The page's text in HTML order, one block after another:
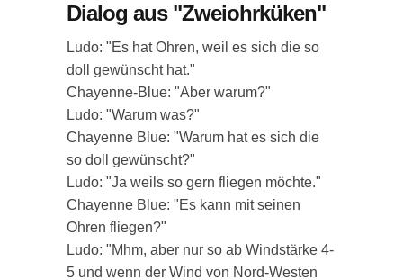
Dialog aus "Zweiohrküken"
Ludo: "Es hat Ohren, weil es sich die so
doll gewünscht hat."
Chayenne-Blue: "Aber warum?"
Ludo: "Warum was?"
Chayenne Blue: "Warum hat es sich die
so doll gewünscht?"
Ludo: "Ja weils so gern fliegen möchte."
Chayenne Blue: "Es kann mit seinen
Ohren fliegen?"
Ludo: "Mhm, aber nur so ab Windstärke 4-
5 und wenn der Wind von Nord-Westen